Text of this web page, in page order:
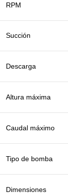
RPM
Succión
Descarga
Altura máxima
Caudal máximo
Tipo de bomba
Dimensiones